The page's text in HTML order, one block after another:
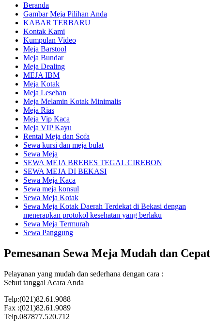
Beranda
Gambar Meja Pilihan Anda
KABAR TERBARU
Kontak Kami
Kumpulan Video
Meja Barstool
Meja Bundar
Meja Dealing
MEJA IBM
Meja Kotak
Meja Lesehan
Meja Melamin Kotak Minimalis
Meja Rias
Meja Vip Kaca
Meja VIP Kayu
Rental Meja dan Sofa
Sewa kursi dan meja bulat
Sewa Meja
SEWA MEJA BREBES TEGAL CIREBON
SEWA MEJA DI BEKASI
Sewa Meja Kaca
Sewa meja konsul
Sewa Meja Kotak
Sewa Meja Kotak Daerah Terdekat di Bekasi dengan
menerapkan protokol kesehatan yang berlaku
Sewa Meja Termurah
Sewa Panggung
Pemesanan Sewa Meja Mudah dan Cepat
Pelayanan yang mudah dan sederhana dengan cara :
Sebut tanggal Acara Anda
Telp:(021)82.61.9088
Fax :(021)82.61.9089
Telp.087877.520.712